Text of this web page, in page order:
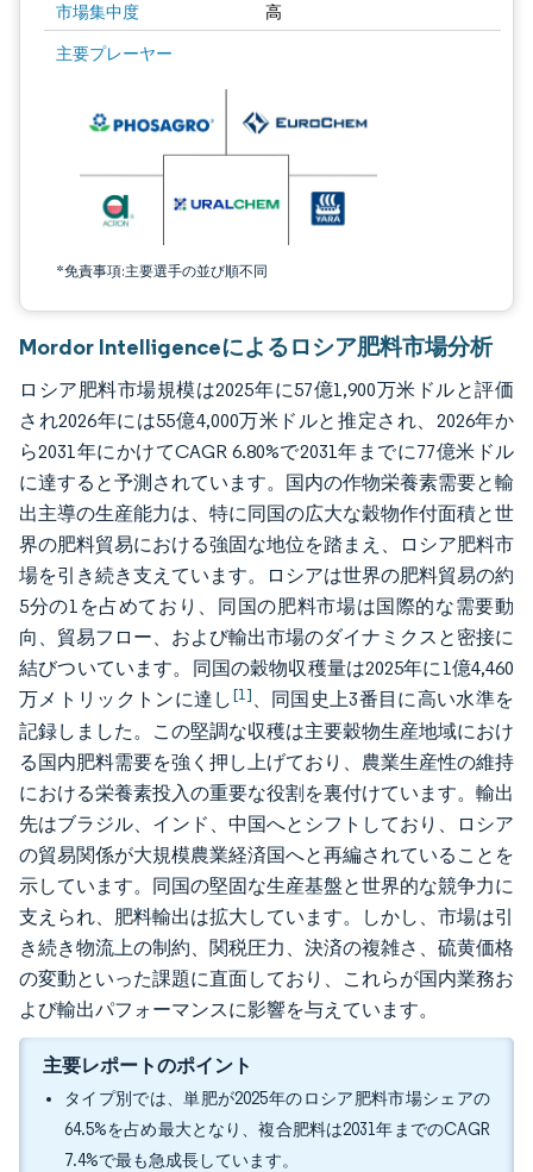
市場集中度 高
主要プレーヤー
*免責事項:主要選手の並び順不同
画像 © Mordor Intelligence。再利用にはCC BY 4.0の表示が必要です。
Mordor Intelligenceによるロシア肥料市場分析
ロシア肥料市場規模は2025年に57億1,900万米ドルと評価
され2026年には55億4,000万米ドルと推定され、2026年か
ら2031年にかけてCAGR 6.80%で2031年までに77億米ドル
に達すると予測されています。国内の作物栄養素需要と輸
出主導の生産能力は、特に同国の広大な穀物作付面積と世
界の肥料貿易における強固な地位を踏まえ、ロシア肥料市
場を引き続き支えています。ロシアは世界の肥料貿易の約
5分の1を占めており、同国の肥料市場は国際的な需要動
向、貿易フロー、および輸出市場のダイナミクスと密接に
結びついています。同国の穀物収穫量は2025年に1億4,460
万メトリックトンに達し[1]、同国史上3番目に高い水準を
記録しました。この堅調な収穫は主要穀物生産地域におけ
る国内肥料需要を強く押し上げており、農業生産性の維持
における栄養素投入の重要な役割を裏付けています。輸出
先はブラジル、インド、中国へとシフトしており、ロシア
の貿易関係が大規模農業経済国へと再編されていることを
示しています。同国の堅固な生産基盤と世界的な競争力に
支えられ、肥料輸出は拡大しています。しかし、市場は引
き続き物流上の制約、関税圧力、決済の複雑さ、硫黄価格
の変動といった課題に直面しており、これらが国内業務お
よび輸出パフォーマンスに影響を与えています。
主要レポートのポイント
タイプ別では、単肥が2025年のロシア肥料市場シェアの
64.5%を占め最大となり、複合肥料は2031年までのCAGR
7.4%で最も急成長しています。